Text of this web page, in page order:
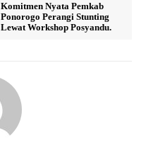
Komitmen Nyata Pemkab
Ponorogo Perangi Stunting
Lewat Workshop Posyandu.